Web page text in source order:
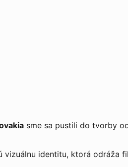
sme sa pustili do tvorby
vizuálnu identitu, ktorá odráža